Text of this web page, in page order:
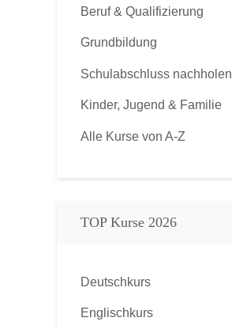
Beruf & Qualifizierung
Grundbildung
Schulabschluss nachholen
Kinder, Jugend & Familie
Alle Kurse von A-Z
TOP Kurse 2026
Deutschkurs
Englischkurs